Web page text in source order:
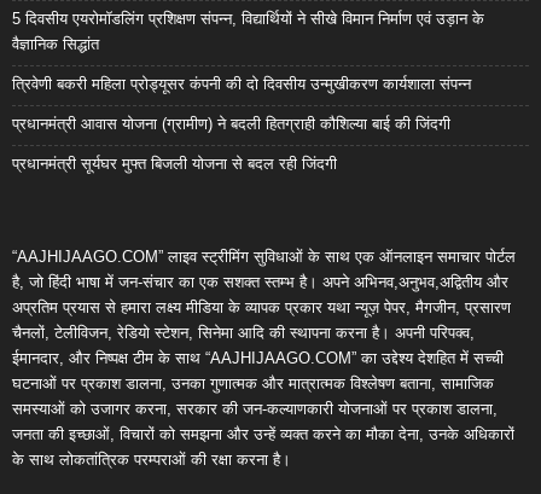
5 दिवसीय एयरोमॉडलिंग प्रशिक्षण संपन्न, विद्यार्थियों ने सीखे विमान निर्माण एवं उड़ान के
वैज्ञानिक सिद्धांत
त्रिवेणी बकरी महिला प्रोड्यूसर कंपनी की दो दिवसीय उन्मुखीकरण कार्यशाला संपन्न
प्रधानमंत्री आवास योजना (ग्रामीण) ने बदली हितग्राही कौशिल्या बाई की जिंदगी
प्रधानमंत्री सूर्यघर मुफ्त बिजली योजना से बदल रही जिंदगी
“AAJHIJAAGO.COM” लाइव स्ट्रीमिंग सुविधाओं के साथ एक ऑनलाइन समाचार पोर्टल
है, जो हिंदी भाषा में जन-संचार का एक सशक्त स्तम्भ है। अपने अभिनव,अनुभव,अद्वितीय और
अप्रतिम प्रयास से हमारा लक्ष्य मीडिया के व्यापक प्रकार यथा न्यूज़ पेपर, मैगजीन, प्रसारण
चैनलों, टेलीविजन, रेडियो स्टेशन, सिनेमा आदि की स्थापना करना है। अपनी परिपक्व,
ईमानदार, और निष्पक्ष टीम के साथ “AAJHIJAAGO.COM” का उद्देश्य देशहित में सच्ची
घटनाओं पर प्रकाश डालना, उनका गुणात्मक और मात्रात्मक विश्लेषण बताना, सामाजिक
समस्याओं को उजागर करना, सरकार की जन-कल्याणकारी योजनाओं पर प्रकाश डालना,
जनता की इच्छाओं, विचारों को समझना और उन्हें व्यक्त करने का मौका देना, उनके अधिकारों
के साथ लोकतांत्रिक परम्पराओं की रक्षा करना है।